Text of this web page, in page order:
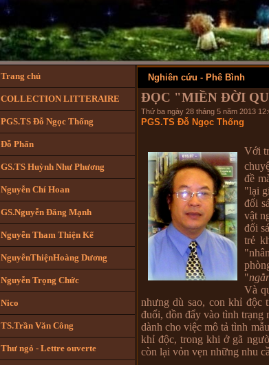
Trang chủ
COLLECTION LITTERAIRE
PGS.TS Đỗ Ngọc Thống
Đỗ Phấn
GS.TS Huỳnh Như Phương
Nguyễn Chí Hoan
GS.Nguyễn Đăng Mạnh
Nguyễn Tham Thiện Kế
NguyễnThiệnHoàng Dương
Nguyễn Trọng Chức
Nico
TS.Trần Văn Công
Thư ngỏ - Lettre ouverte
Nghiên cứu - Phê Bình
ĐỌC "MIỀN ĐỜI
Thứ ba ngày 28 tháng 5 năm 2013
PGS.TS Đỗ Ngọc Thống
Với
đề
"lại
đối
vật
đối
trẻ
"
Và
nhưng dù sao, con khỉ
đuổi, dồn đẩy vào tình trạng
dành cho việc mô tả tình
khỉ độc, trong khi ở gã
còn lại vỏn vẹn những nhu